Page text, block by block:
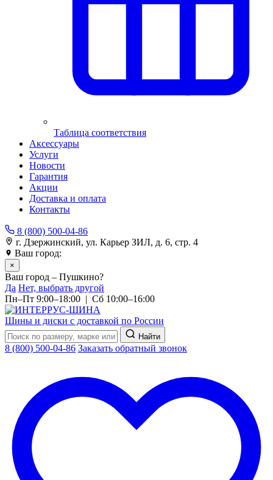
Таблица соответствия
Аксессуары
Услуги
Новости
Гарантия
Акции
Доставка и оплата
Контакты
8 (800) 500-04-86
г. Дзержинский, ул. Карьер ЗИЛ, д. 6, стр. 4
Ваш город:
×
Ваш город – Пушкино?
Да Нет, выбрать другой
Пн–Пт 9:00–18:00 | Сб 10:00–16:00
Шины и диски с доставкой по России
Найти
8 (800) 500-04-86 Заказать обратный звонок